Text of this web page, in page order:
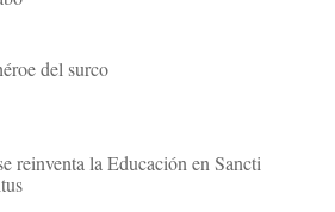
del surco
reinventa la Educación en Sancti